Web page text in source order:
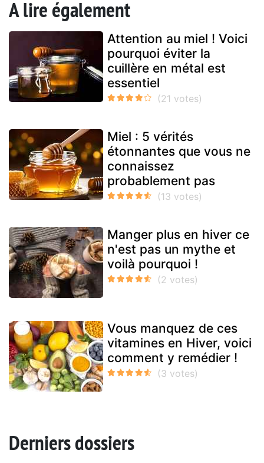
A lire également
Attention au miel ! Voici
pourquoi éviter la
cuillère en métal est
essentiel
Miel : 5 vérités
étonnantes que vous ne
connaissez
probablement pas
Manger plus en hiver ce
n'est pas un mythe et
voilà pourquoi !
Vous manquez de ces
vitamines en Hiver, voici
comment y remédier !
Derniers dossiers